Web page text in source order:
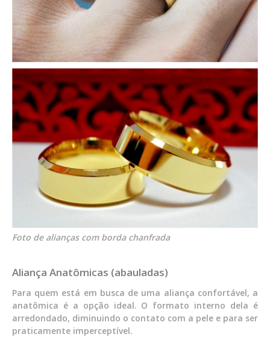
Foto de alianças com borda chanfrada
Aliança Anatômicas (abauladas)
Para quem está em busca de uma aliança confortável, a
anatômica é a opção ideal. O formato interno dela é
arredondado, diminuindo o contato com a pele e para ser
praticamente imperceptível.